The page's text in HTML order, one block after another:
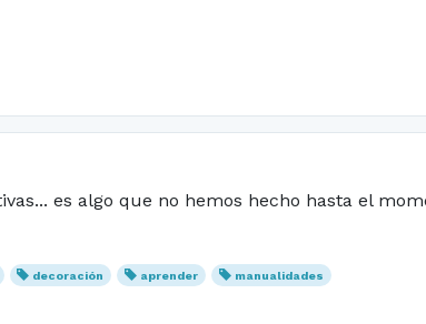
es algo que no hemos hecho hasta el
decoración aprender manualidades